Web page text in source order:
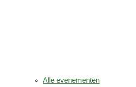
Alle evenementen